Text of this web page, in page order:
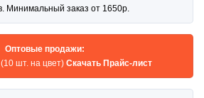
Минимальный заказ от 1650р.
Оптовые продажи:
шт. на цвет) Скачать Прайс-лист